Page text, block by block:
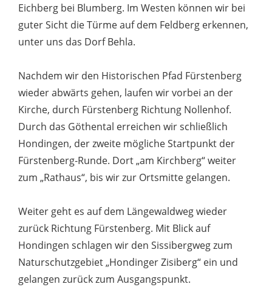
Eichberg bei Blumberg. Im Westen können wir bei
guter Sicht die Türme auf dem Feldberg erkennen,
unter uns das Dorf Behla.
Nachdem wir den Historischen Pfad Fürstenberg
wieder abwärts gehen, laufen wir vorbei an der
Kirche, durch Fürstenberg Richtung Nollenhof.
Durch das Göthental erreichen wir schließlich
Hondingen, der zweite mögliche Startpunkt der
Fürstenberg-Runde. Dort „am Kirchberg“ weiter
zum „Rathaus“, bis wir zur Ortsmitte gelangen.
Weiter geht es auf dem Längewaldweg wieder
zurück Richtung Fürstenberg. Mit Blick auf
Hondingen schlagen wir den Sissibergweg zum
Naturschutzgebiet „Hondinger Zisiberg“ ein und
gelangen zurück zum Ausgangspunkt.